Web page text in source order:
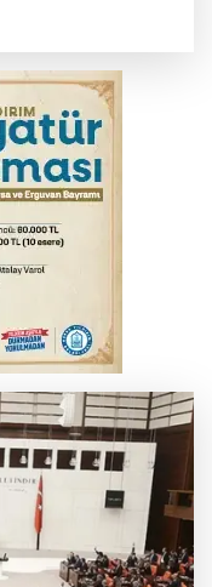
fiyatları
işgaline geçit yok
fiyatları...